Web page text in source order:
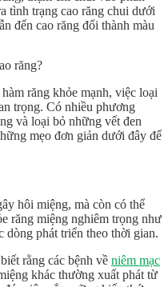
tình trạng cao răng chui dưới
đến cao răng đổi thành màu
răng?
răng khỏe mạnh, việc loại
trọng. Có nhiều phương
và loại bỏ những vết đen
mẹo đơn giản dưới đây để
hôi miệng, mà còn có thể
răng miệng nghiêm trọng như
phát triển theo thời gian.
rằng các bệnh về niêm mạc
khác thường xuất phát từ